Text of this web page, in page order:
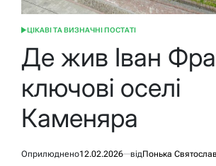
ОПУБЛІКУВАТИ
ЦІКАВІ ТА ВИЗНАЧНІ ПОСТАТІ
Де жив Іван
ключові оселі
Каменяра
Оприлюднено12.02.2026 відПонька Святослав